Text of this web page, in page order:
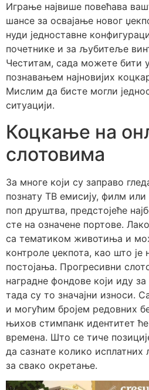
Играње највише повећава
шансе за освајање новог
нуди једноставне
почетнике и за љубитеље
Честитам, сада можете бити
познавањем најновијих
Мислим да бисте могли
ситуацији.
Коцкање на
слотовима
За многе који су заправо
познату ТВ емисију, филм или
поп друштва, предстојеће
сте на означене портове.
са тематиком животиња и
контроле џекпота, као што
постојања. Прогресивни
наградне фондове који иду
тада су то значајни износи.
и могућим бројем редовних
њихов стимпанк идентитет
времена. Што се тиче
да сазнате колико исплатних
за свако окретање.